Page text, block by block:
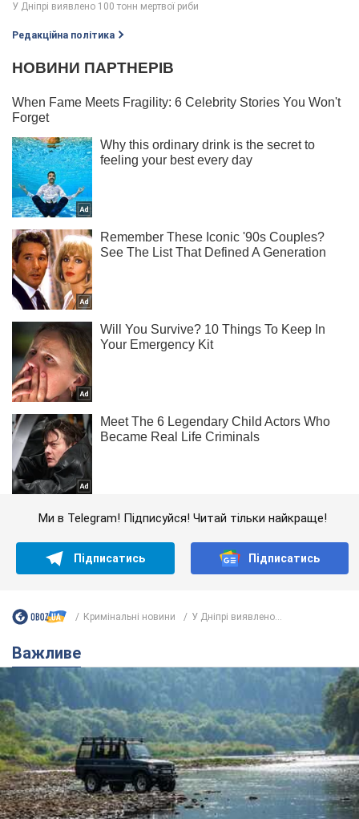
Редакційна політика
Ми в Telegram! Підписуйся! Читай тільки найкраще!
Підписатись Підписатись
Кримінальні новини У Дніпрі виявлено...
Важливе